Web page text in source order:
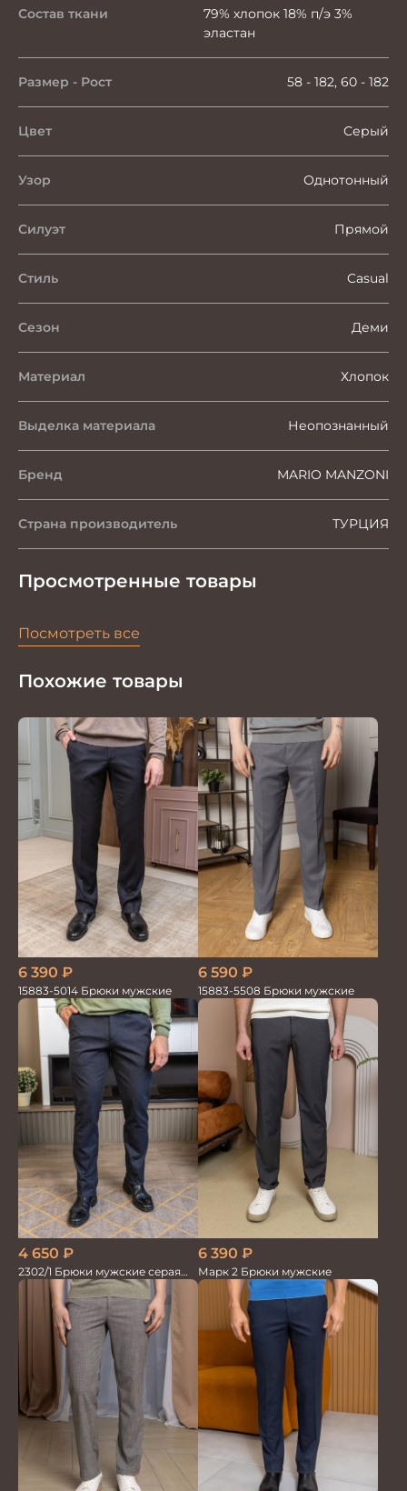
Состав ткани
79% хлопок 18% п/э 3%
эластан
Размер - Рост 58 - 182, 60 - 182
Цвет Серый
Узор Однотонный
Силуэт Прямой
Стиль Casual
Сезон Деми
Материал Хлопок
Выделка материала Неопознанный
Бренд MARIO MANZONI
Страна производитель ТУРЦИЯ
Просмотренные товары
Посмотреть все
Похожие товары
6 390 ₽
15883-5014 Брюки мужские
6 590 ₽
15883-5508 Брюки мужские
4 650 ₽
2302/1 Брюки мужские серая
елка
6 390 ₽
Марк 2 Брюки мужские